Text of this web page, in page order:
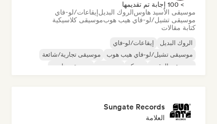
> 100 إجابة تم تقديمها
موسيقى الأسيد هاوسالروك البديلإيقاعات/لو-فاي
موسيقى تشيل/لو-فاي هيب هوبموسيقى كلاسيكية
كتابة مقالات
الروك البديل
إيقاعات/لو-فاي
موسيقى تشيل/لو-فاي هيب هوب
موسيقى تجارية/شائعة
موسيقى الرقص
ديسكو موسيقى هاوس
Sungate Records
العلامة